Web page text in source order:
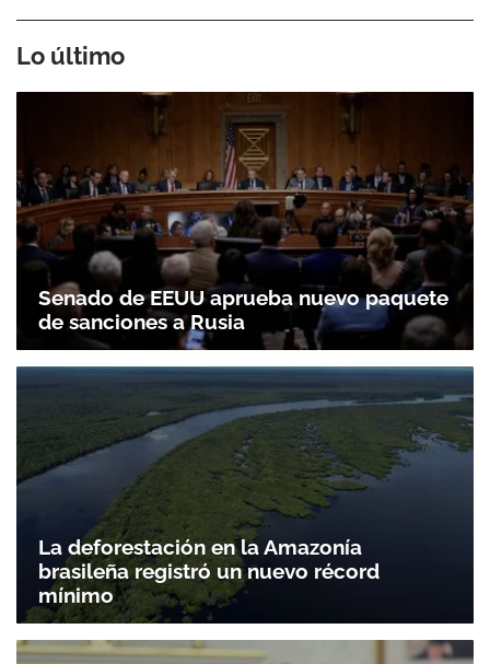
Lo último
Senado de EEUU aprueba nuevo paquete
de sanciones a Rusia
La deforestación en la Amazonía
brasileña registró un nuevo récord
mínimo